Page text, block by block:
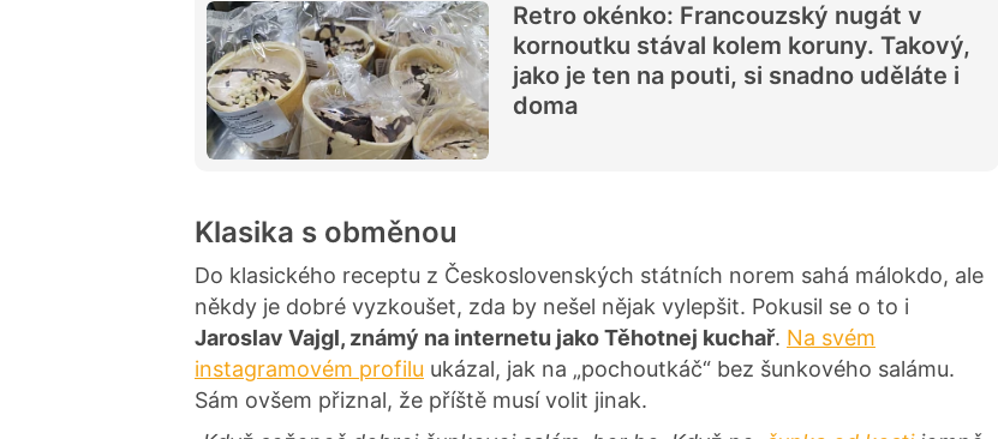
Retro okénko: Francouzský nugát v
kornoutku stával kolem koruny. Takový,
jako je ten na pouti, si snadno uděláte i
doma
Klasika s obměnou
Do klasického receptu z Československých státních norem sahá málokdo, ale
někdy je dobré vyzkoušet, zda by nešel nějak vylepšit. Pokusil se o to i
Jaroslav Vajgl, známý na internetu jako Těhotnej kuchař. Na svém
instagramovém profilu ukázal, jak na „pochoutkáč“ bez šunkového salámu.
Sám ovšem přiznal, že příště musí volit jinak.